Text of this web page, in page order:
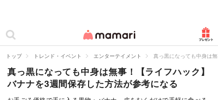
ママリ
カテゴリー一覧
妊娠
出産
トップ トレンド・イベント エンターテイメント 真っ黒になっても中身は
真っ黒になっても中身は無事！【ライフハック】
バナナを3週間保存した方法が参考になる